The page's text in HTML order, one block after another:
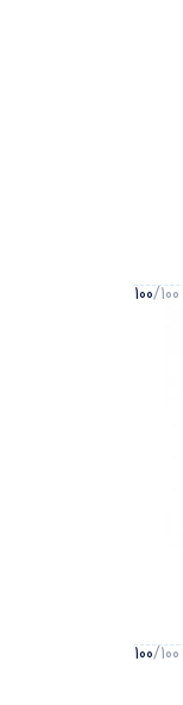
100/100
همزمان كننده 1100/100